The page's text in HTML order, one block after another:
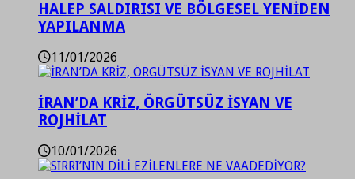
HALEP SALDIRISI VE BÖLGESEL YENİDEN
YAPILANMA
11/01/2026
İRAN’DA KRİZ, ÖRGÜTSÜZ İSYAN VE
ROJHİLAT
10/01/2026